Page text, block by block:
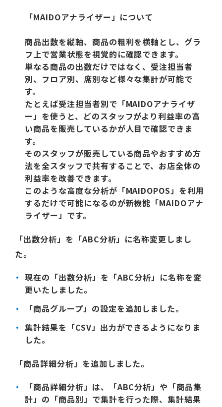
「MAIDOアナライザー」について
商品出数を縦軸、商品の粗利を横軸とし、グラ
フ上で営業状態を視覚的に確認できます。
単なる商品の出数だけではなく、受注担当者
別、フロア別、席別など様々な集計が可能で
す。
たとえば受注担当者別で「MAIDOアナライザ
ー」を使うと、どのスタッフがより利益率の高
い商品を販売しているかが人目で確認できま
す。
そのスタッフが販売している商品やおすすめ方
法を全スタッフで共有することで、お店全体の
利益率を改善できます。
このような高度な分析が「MAIDOPOS」を利用
するだけで可能になるのが新機能「MAIDOアナ
ライザー」 です。
「出数分析」を「ABC分析」に名称変更しまし
た。
現在の「出数分析」を「ABC分析」に名称を変
更いたしました。
「商品グループ」の設定を追加しました。
集計結果を「CSV」出力ができるようになりま
した。
「商品詳細分析」を追加しました。
「商品詳細分析」は、「ABC分析」や「商品集
計」の「商品別」で集計を行った際、集計結果